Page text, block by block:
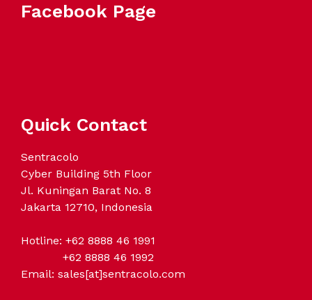
Facebook Page
Quick Contact
Sentracolo
Cyber Building 5th Floor
Jl. Kuningan Barat No. 8
Jakarta 12710, Indonesia
Hotline: +62 8888 46 1991
+62 8888 46 1992
Email: sales[at]sentracolo.com